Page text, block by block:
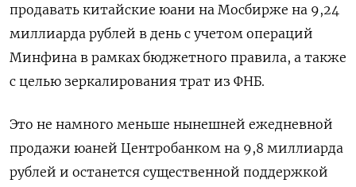
продавать китайские юани на Мосбирже на 9,24
миллиарда рублей в день с учетом операций
Минфина в рамках бюджетного правила, а также
с целью зеркалирования трат из ФНБ.
Это не намного меньше нынешней ежедневной
продажи юаней Центробанком на 9,8 миллиарда
рублей и останется существенной поддержкой